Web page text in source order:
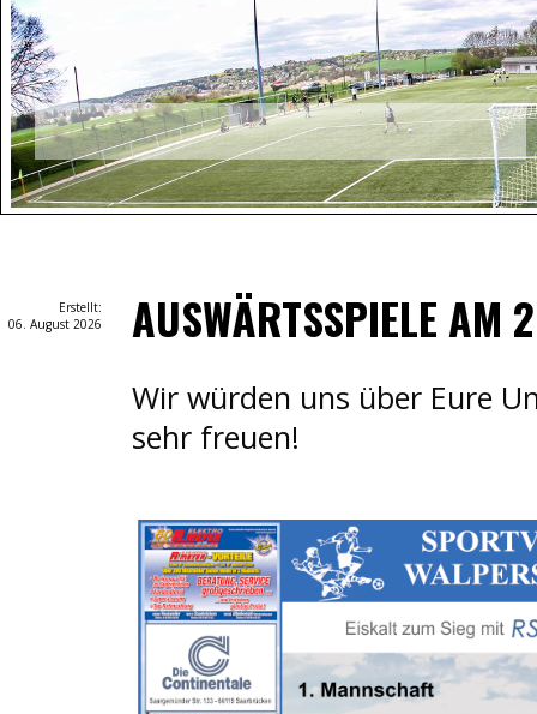
Auf geht's!
Erstellt:
06. August 2026
AUSWÄRTSSPIELE AM
Wir würden uns über Eure
sehr freuen!